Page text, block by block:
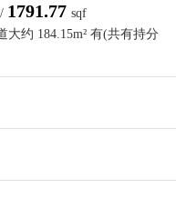
1791.77 sqf
约 184.15m² 有(共有持分